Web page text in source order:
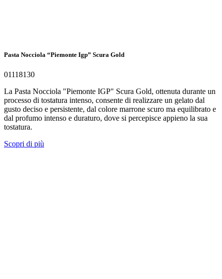
Pasta Nocciola “Piemonte Igp” Scura Gold
01118130
La Pasta Nocciola "Piemonte IGP" Scura Gold, ottenuta durante un
processo di tostatura intenso, consente di realizzare un gelato dal
gusto deciso e persistente, dal colore marrone scuro ma equilibrato e
dal profumo intenso e duraturo, dove si percepisce appieno la sua
tostatura.
Scopri di più